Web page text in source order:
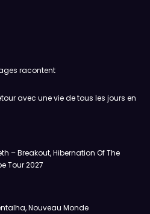
racontent
avec une vie de tous les jours en
– Breakout, Hibernation Of The
Tour 2027
Nouveau Monde